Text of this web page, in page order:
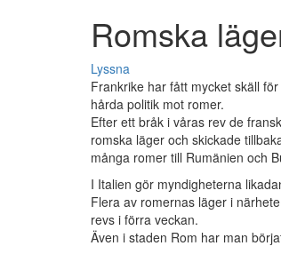
Romska
Lyssna
Frankrike har fått mycket skäll
hårda politik mot romer.
Efter ett bråk i våras rev de
romska läger och skickade
många romer till Rumänien och
I Italien gör myndigheterna
Flera av romernas läger i
revs i förra veckan.
Även i staden Rom har man